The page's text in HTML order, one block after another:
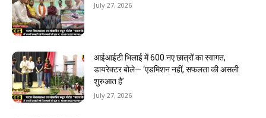
July 27, 2026
आईआईटी भिलाई में 600 नए छात्रों का स्वागत,
डायरेक्टर बोले— ‘एडमिशन नहीं, सफलता की असली
शुरुआत है’
July 27, 2026